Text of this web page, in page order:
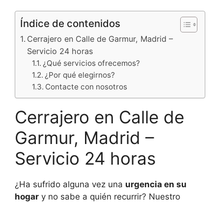
Índice de contenidos
Cerrajero en Calle de Garmur, Madrid –
Servicio 24 horas
¿Qué servicios ofrecemos?
¿Por qué elegirnos?
Contacte con nosotros
Cerrajero en Calle de
Garmur, Madrid –
Servicio 24 horas
¿Ha sufrido alguna vez una urgencia en su
hogar y no sabe a quién recurrir? Nuestro